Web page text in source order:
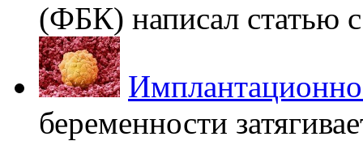
(ФБК) написал статью
беременности